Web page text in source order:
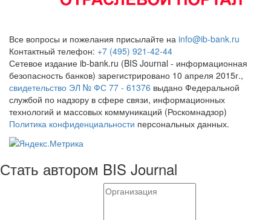
Все вопросы и пожелания присылайте на info@ib-bank.ru
Контактный телефон: +7 (495) 921-42-44
Сетевое издание ib-bank.ru (BIS Journal - информационная
безопасность банков) зарегистрировано 10 апреля 2015г.,
свидетельство ЭЛ № ФС 77 - 61376 выдано Федеральной
службой по надзору в сфере связи, информационных
технологий и массовых коммуникаций (Роскомнадзор)
Политика конфиденциальности персональных данных.
Стать автором BIS Journal